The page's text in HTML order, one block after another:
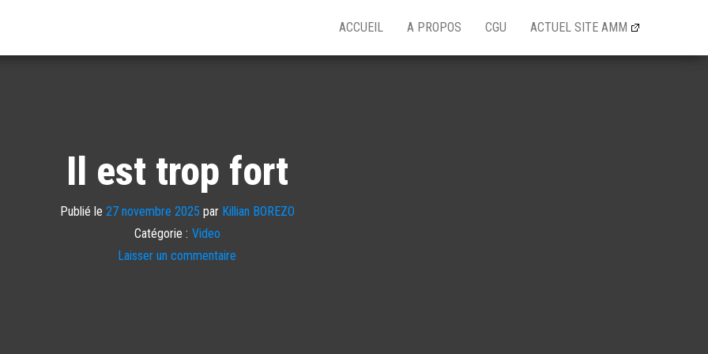
ACCUEIL A PROPOS CGU ACTUEL SITE AMM
Il est trop fort
Publié le 27 novembre 2025 par Killian BOREZO
Catégorie : Video
Laisser un commentaire